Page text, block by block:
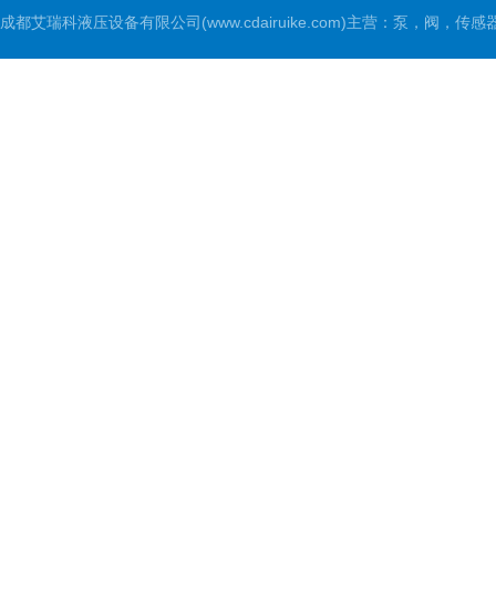
成都艾瑞科液压设备有限公司(www.cdairuike.com)主营：泵，阀，传